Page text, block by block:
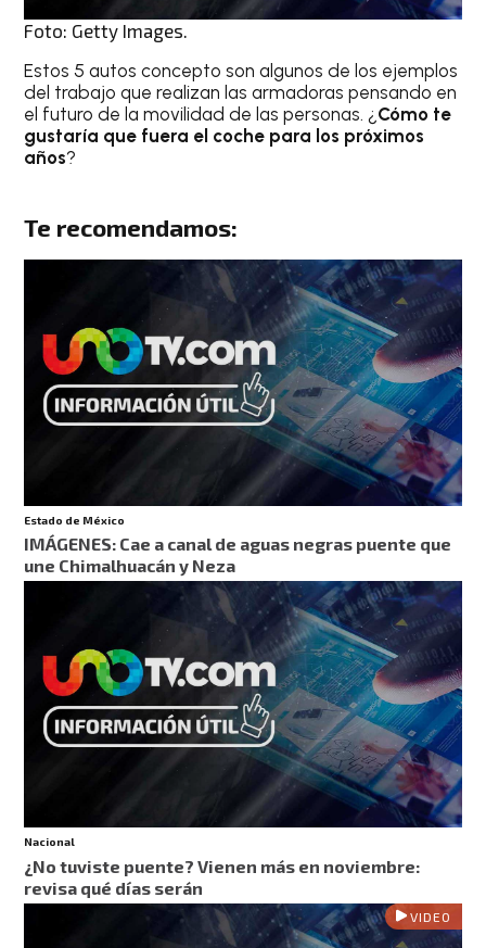
Foto: Getty Images.
Estos 5 autos concepto son algunos de los ejemplos
del trabajo que realizan las armadoras pensando en
el futuro de la movilidad de las personas. ¿ Cómo te
gustaría que fuera el coche para los próximos
años?
Te recomendamos:
Estado de México
IMÁGENES: Cae a canal de aguas negras puente que
une Chimalhuacán y Neza
Nacional
¿No tuviste puente? Vienen más en noviembre:
revisa qué días serán
VIDEO